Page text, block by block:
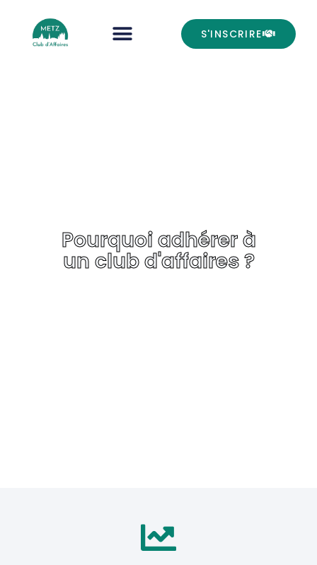
S'INSCRIRE
Pourquoi adhérer à
un club d'affaires ?